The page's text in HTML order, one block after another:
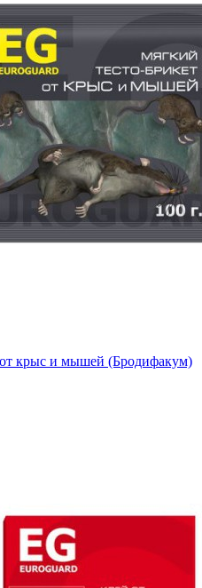
крыс и мышей (Бродифакум)